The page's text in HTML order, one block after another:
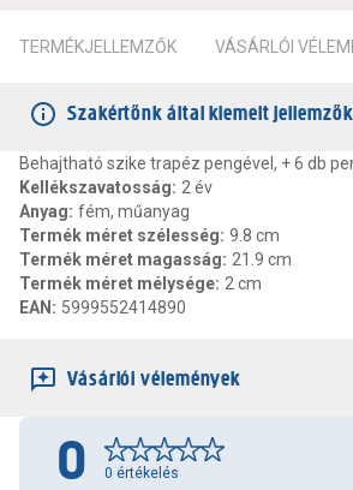
TERMÉKJELLEMZŐK VÁSÁRLÓI
Szakértőnk által kiemelt jellemzők
Behajtható szike trapéz pengével, + 6 db
Kellékszavatosság: 2 év
Anyag: fém, műanyag
Termék méret szélesség: 9.8 cm
Termék méret magasság: 21.9 cm
Termék méret mélysége: 2 cm
EAN : 5999552414890
Vásárlói vélemények
0 0 értékelés